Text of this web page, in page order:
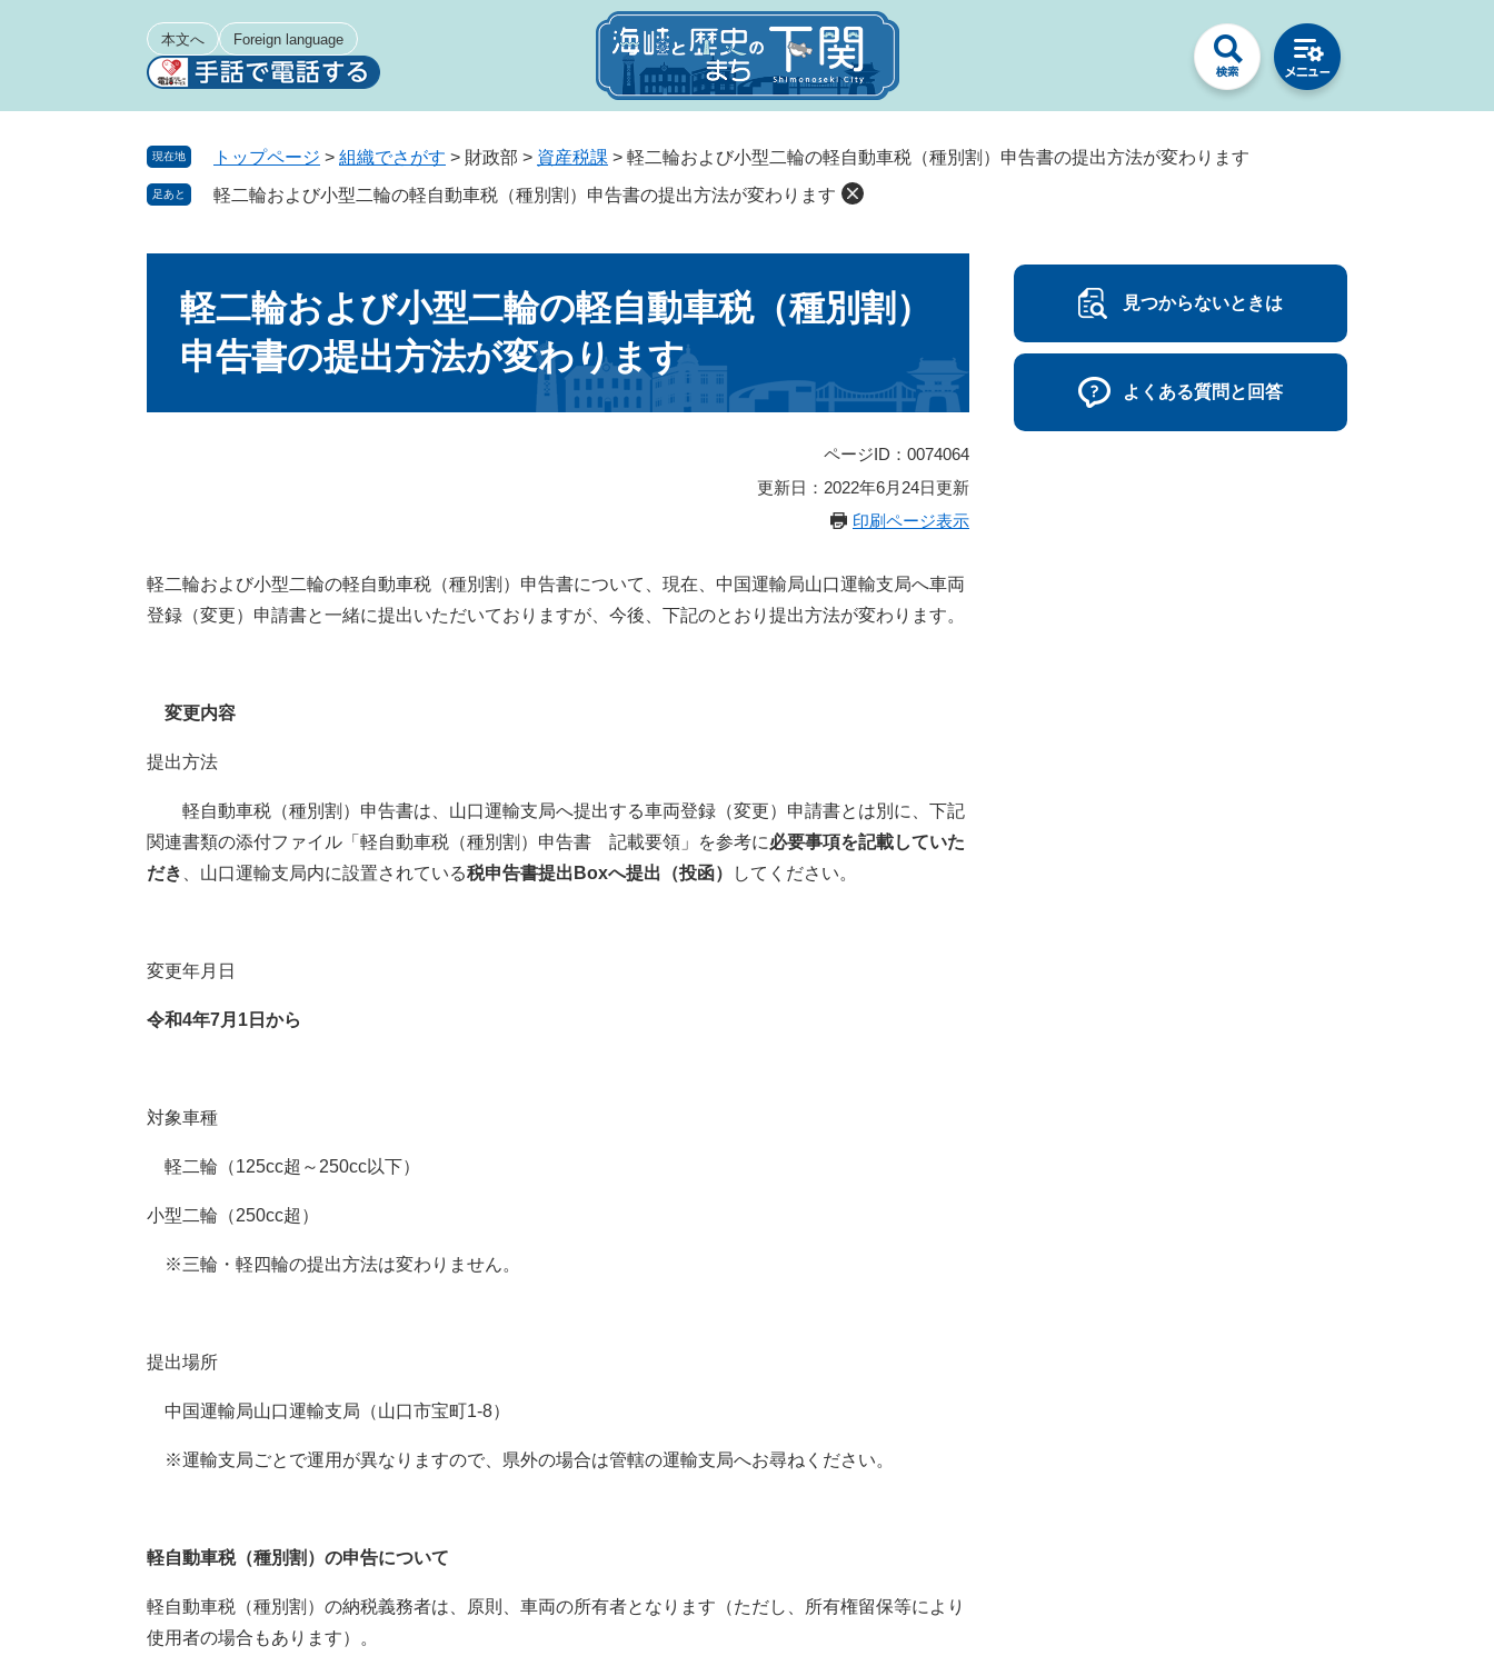
本文へ Foreign language
現在地 トップページ > 組織でさがす > 財政部 > 資産税課 > 軽二輪および小型二輪の軽自動車税（種別割）申告書の提出方法が変わります
足あと 軽二輪および小型二輪の軽自動車税（種別割）申告書の提出方法が変わります
軽二輪および小型二輪の軽自動車税（種別割）
申告書の提出方法が変わります
ページID：0074064
更新日：2022年6月24日更新
印刷ページ表示
軽二輪および小型二輪の軽自動車税（種別割）申告書について、現在、中国運輸局山口運輸支局へ車両
登録（変更）申請書と一緒に提出いただいておりますが、今後、下記のとおり提出方法が変わります。
変更内容
提出方法
軽自動車税（種別割）申告書は、山口運輸支局へ提出する車両登録（変更）申請書とは別に、下記
関連書類の添付ファイル「軽自動車税（種別割）申告書 記載要領」を参考に必要事項を記載していた
だき
、山口運輸支局内に設置されている税申告書提出Boxへ提出（投函） してください。
変更年月日
令和4年7月1日から
対象車種
軽二輪（125cc超～250cc以下）
小型二輪（250cc超）
※三輪・軽四輪の提出方法は変わりません。
提出場所
中国運輸局山口運輸支局（山口市宝町1-8）
※運輸支局ごとで運用が異なりますので、県外の場合は管轄の運輸支局へお尋ねください。
軽自動車税（種別割）の申告について
軽自動車税（種別割）の納税義務者は、原則、車両の所有者となります（ただし、所有権留保等により
使用者の場合もあります）。
見つからないときは
よくある質問と回答